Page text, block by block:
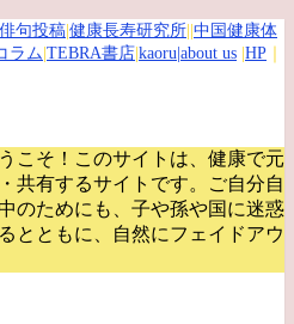
俳句投稿 健康長寿研究所 中国健康体
ラム TEBRA書店 kaoru |about us HP
こそ！このサイトは、健康で元
共有するサイトです。
ご自分自
のためにも、子や孫や国に迷惑
とともに、自然にフェイドアウ